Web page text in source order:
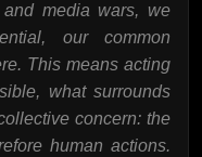
media wars, we
our common
This means acting
what surrounds
concern: the
human actions.